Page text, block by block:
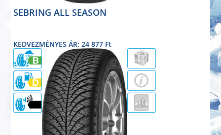
SEBRING ALL SEASON
KEDVEZMÉNYES ÁR: 24 877 Ft
Részletek
72dB